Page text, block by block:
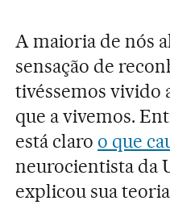
A maioria de nós
sensação de
tivéssemos vivido
que a vivemos.
está claro o que
neurocientista da
explicou sua